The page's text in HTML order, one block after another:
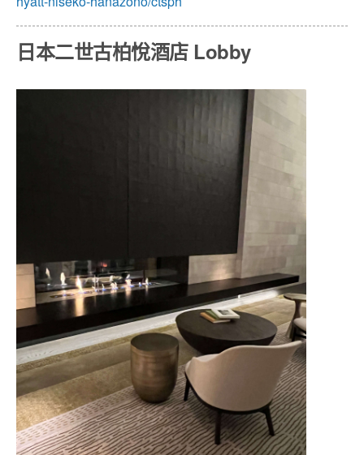
日本二世古柏悅酒店 Lobby